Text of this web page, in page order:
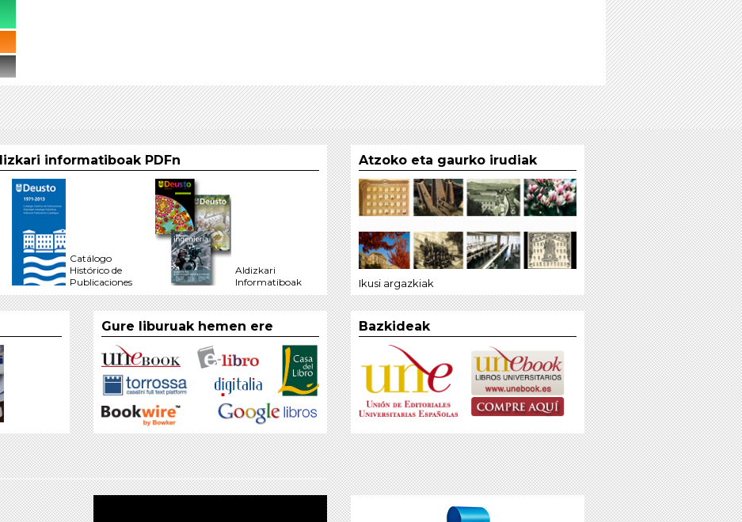
informatiboak PDFn
Catálogo
Histórico de
Publicaciones
Aldizkari
Informatiboak
Atzoko eta gaurko irudiak
Ikusi argazkiak
Gure liburuak hemen ere Bazkideak